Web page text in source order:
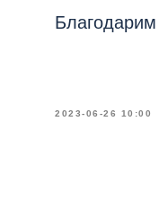
Благодарим
2023-06-26 10:00